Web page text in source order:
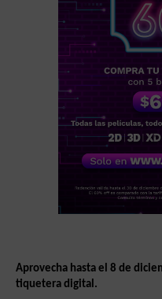
Aprovecha hasta el 8 de
tiquetera digital.